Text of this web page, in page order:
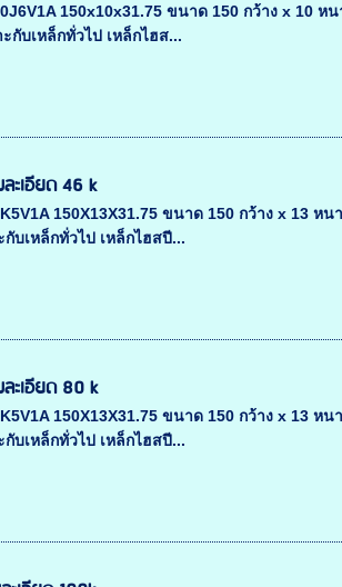
150x10x31.75 ขนาด 150 กว้าง x 10 ห
กับเหล็กทั่วไป เหล็กไฮส...
ะเอียด 46 k
150X13X31.75 ขนาด 150 กว้าง x 13 ห
บเหล็กทั่วไป เหล็กไฮสปี...
ะเอียด 80 k
150X13X31.75 ขนาด 150 กว้าง x 13 ห
บเหล็กทั่วไป เหล็กไฮสปี...